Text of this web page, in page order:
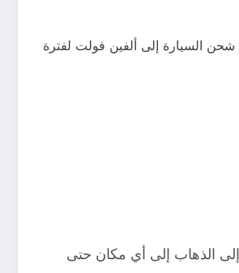
السيارة إلى ألفين فولت لفترة
الذهاب إلى أي مكان حتى